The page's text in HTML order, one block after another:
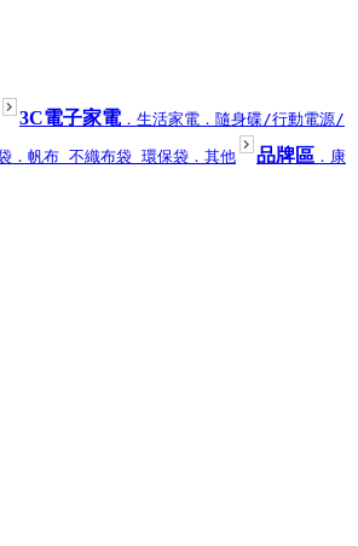
3C電子家電．生活家電 ．隨身碟/行動電源/
．帆布 不織布袋 環保袋 ．其他 品牌區 ．康